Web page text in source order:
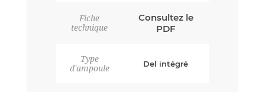
Fiche
technique
Consultez le
PDF
Type
d'ampoule
Del intégré